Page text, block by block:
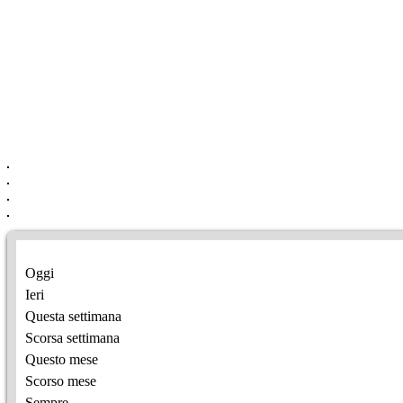
Oggi
Ieri
Questa settimana
Scorsa settimana
Questo mese
Scorso mese